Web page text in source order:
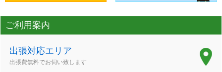
ご利用案内
出張対応エリア
出張費無料でお伺い致します